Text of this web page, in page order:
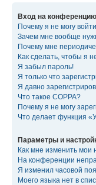
Вход на конференцию
Почему я не могу
Зачем мне вообще
Почему мне
Как сделать, чтобы я
Я забыл пароль!
Я только что
Я давно
Что такое COPPA?
Почему я не могу
Что делает функция
Параметры и
Как мне изменить мои
На конференции
Я изменил часовой
Моего языка нет в